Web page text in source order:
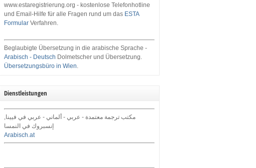
www.estaregistrierung.org - kostenlose Telefonhotline
und Email-Hilfe für alle Fragen rund um das ESTA
Formular Verfahren.
Beglaubigte Übersetzung in die arabische Sprache -
Arabisch - Deutsch Dolmetscher und Übersetzung.
Übersetzungsbüro in Wien.
Dienstleistungen
مكتب ترجمة معتمدة - عربي - ألماني - عربي في فيينا,
إنسبروك في النمسا
Arabisch.at